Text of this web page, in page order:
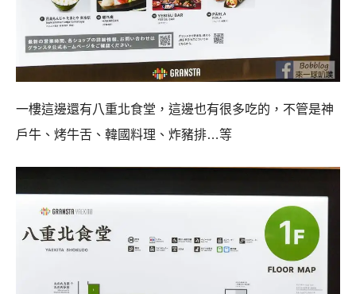
一樓這邊還有八重北食堂，這邊也有很多吃的，不管是神
戶牛、烤牛舌、韓國料理、炸豬排…等